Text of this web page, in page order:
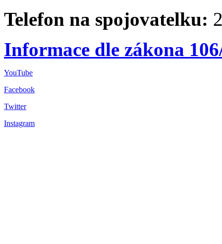
Telefon na spojovatelku:
Informace dle zákona
YouTube
Facebook
Twitter
Instagram